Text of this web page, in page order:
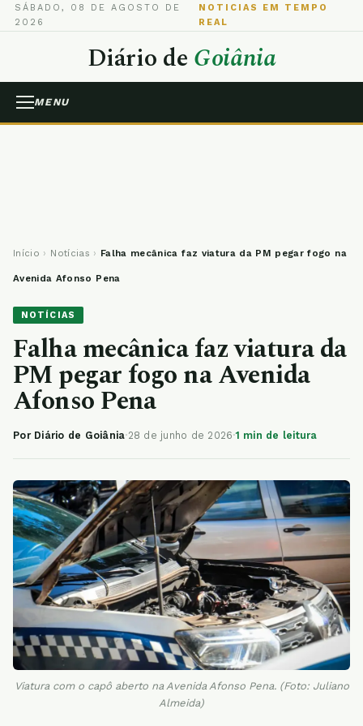
SÁBADO, 08 DE AGOSTO DE
2026
NOTICIAS EM TEMPO
REAL
Diário deGoiânia
MENU
Início › Notícias › Falha mecânica faz viatura da PM pegar fogo na
Avenida Afonso Pena
NOTÍCIAS
Falha mecânica faz viatura da
PM pegar fogo na Avenida
Afonso Pena
Por Diário de Goiânia·28 de junho de 2026·1 min de leitura
Viatura com o capô aberto na Avenida Afonso Pena. (Foto: Juliano
Almeida)